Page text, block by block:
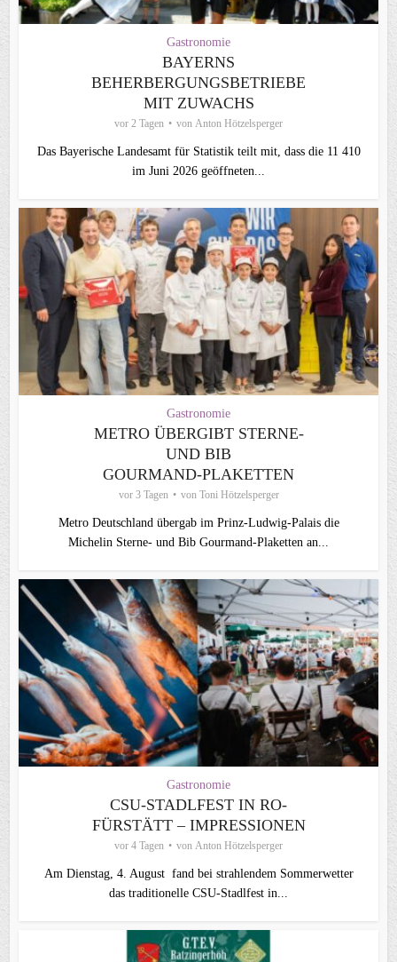
Gastronomie
BAYERNS
BEHERBERGUNGSBETRIEBE
MIT ZUWACHS
vor 2 Tagen von Anton Hötzelsperger
Das Bayerische Landesamt für Statistik teilt mit, dass die 11 410
im Juni 2026 geöffneten...
Gastronomie
METRO ÜBERGIBT STERNE-
UND BIB
GOURMAND‑PLAKETTEN
vor 3 Tagen von Toni Hötzelsperger
Metro Deutschland übergab im Prinz-Ludwig-Palais die
Michelin Sterne- und Bib Gourmand-Plaketten an...
Gastronomie
CSU-STADLFEST IN RO-
FÜRSTÄTT – IMPRESSIONEN
vor 4 Tagen von Anton Hötzelsperger
Am Dienstag, 4. August fand bei strahlendem Sommerwetter
das traditionelle CSU-Stadlfest in...